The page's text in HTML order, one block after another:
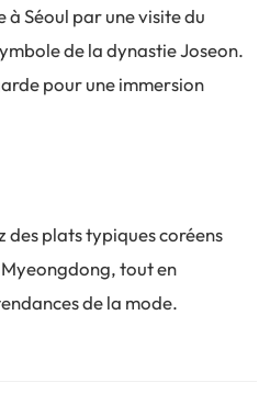
Séoul par une visite du
de la dynastie Joseon.
pour une immersion
des plats typiques coréens
tout en
de la mode.